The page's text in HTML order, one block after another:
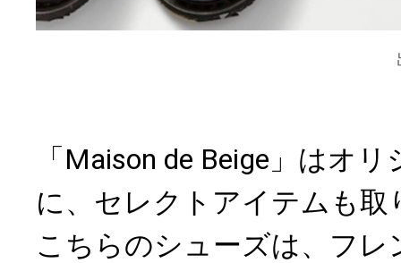
「Maison de Beige」はオ
に、セレクトアイテムも取
こちらのシューズは、フレ